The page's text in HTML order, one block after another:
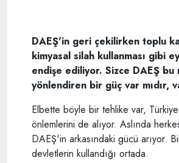
DAEŞ'in geri çekilirken toplu
kimyasal silah kullanması gibi
endişe ediliyor. Sizce DAEŞ bu
yönlendiren bir güç var mıdır,
Elbette böyle bir tehlike var,
önlemlerini de alıyor. Aslında
DAEŞ'in arkasındaki gücü arıyor.
devletlerin kullandığı ortada.